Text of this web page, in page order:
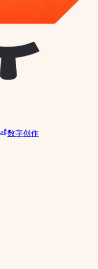
数字创作